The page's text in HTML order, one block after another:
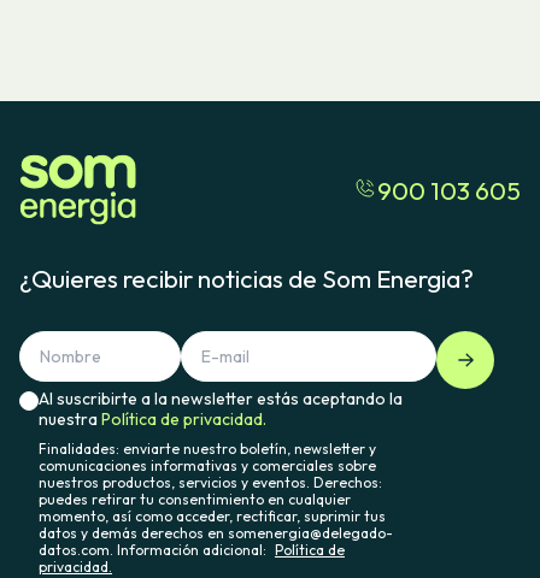
900 103 605
¿Quieres recibir noticias de Som Energia?
Al suscribirte a la newsletter estás aceptando la
nuestraPolítica de privacidad.
Finalidades: enviarte nuestro boletín, newsletter y
comunicaciones informativas y comerciales sobre
nuestros productos, servicios y eventos. Derechos:
puedes retirar tu consentimiento en cualquier
momento, así como acceder, rectificar, suprimir tus
datos y demás derechos en somenergia@delegado-
datos.com. Información adicional: Política de
privacidad.